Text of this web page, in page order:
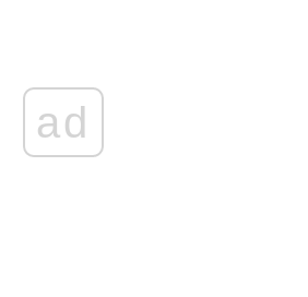
ad